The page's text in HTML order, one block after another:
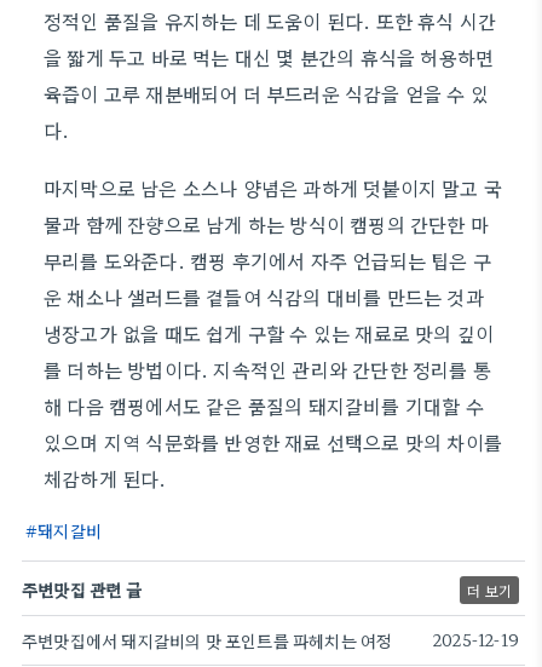
정적인 품질을 유지하는 데 도움이 된다. 또한 휴식 시간
을 짧게 두고 바로 먹는 대신 몇 분간의 휴식을 허용하면
육즙이 고루 재분배되어 더 부드러운 식감을 얻을 수 있
다.
마지막으로 남은 소스나 양념은 과하게 덧붙이지 말고 국
물과 함께 잔향으로 남게 하는 방식이 캠핑의 간단한 마
무리를 도와준다. 캠핑 후기에서 자주 언급되는 팁은 구
운 채소나 샐러드를 곁들여 식감의 대비를 만드는 것과
냉장고가 없을 때도 쉽게 구할 수 있는 재료로 맛의 깊이
를 더하는 방법이다. 지속적인 관리와 간단한 정리를 통
해 다음 캠핑에서도 같은 품질의 돼지갈비를 기대할 수
있으며 지역 식문화를 반영한 재료 선택으로 맛의 차이를
체감하게 된다.
돼지갈비
주변맛집 관련 글 더 보기
주변맛집에서 돼지갈비의 맛 포인트를 파헤치는 여정 2025-12-19